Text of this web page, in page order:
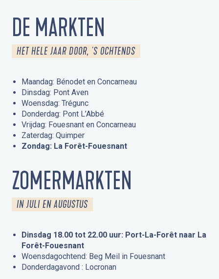
DE MARKTEN
HET HELE JAAR DOOR, 'S OCHTENDS
Maandag: Bénodet en Concarneau
Dinsdag: Pont Aven
Woensdag: Trégunc
Donderdag: Pont L’Abbé
Vrijdag: Fouesnant en Concarneau
Zaterdag: Quimper
Zondag: La Forêt-Fouesnant
ZOMERMARKTEN
IN JULI EN AUGUSTUS
Dinsdag 18.00 tot 22.00 uur: Port-La-Forêt naar La
Forêt-Fouesnant
Woensdagochtend: Beg Meil in Fouesnant
Donderdagavond : Locronan